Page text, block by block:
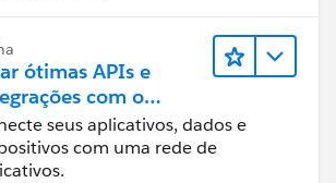
ótimas APIs e
com o
seus aplicativos, dados e
com uma rede de